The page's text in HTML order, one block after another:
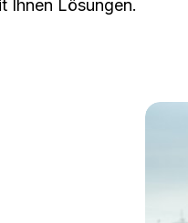
Ihnen Lösungen.